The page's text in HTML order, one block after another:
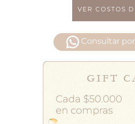
VER COSTOS
Consultar